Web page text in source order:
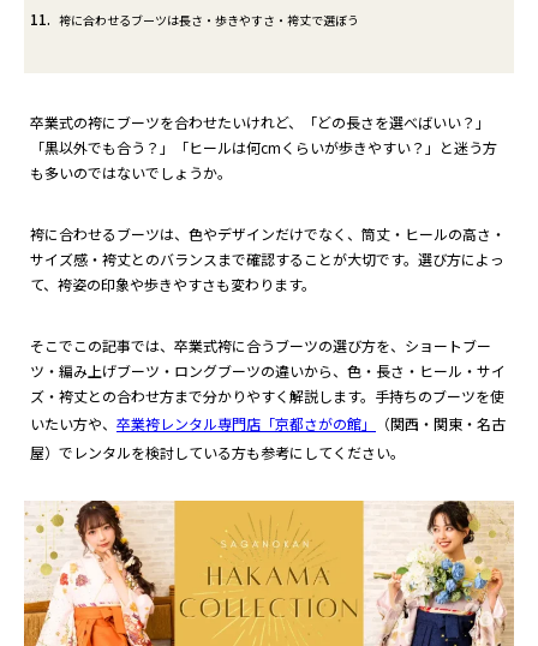
11 袴に合わせるブーツは長さ・歩きやすさ・袴丈で選ぼう
卒業式の袴にブーツを合わせたいけれど、「どの長さを選べばいい？」
「黒以外でも合う？」「ヒールは何cmくらいが歩きやすい？」と迷う方
も多いのではないでしょうか。
袴に合わせるブーツは、色やデザインだけでなく、筒丈・ヒールの高さ・
サイズ感・袴丈とのバランスまで確認することが大切です。選び方によっ
て、袴姿の印象や歩きやすさも変わります。
そこでこの記事では、卒業式袴に合うブーツの選び方を、ショートブー
ツ・編み上げブーツ・ロングブーツの違いから、色・長さ・ヒール・サイ
ズ・袴丈との合わせ方まで分かりやすく解説します。手持ちのブーツを使
いたい方や、 卒業袴レンタル専門店「京都さがの館」
（関西・関東・名古
屋）でレンタルを検討している方も参考にしてください。